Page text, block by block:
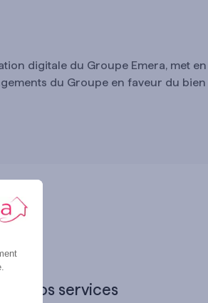
digitale du Groupe Emera, met
du Groupe en faveur du
Nos services